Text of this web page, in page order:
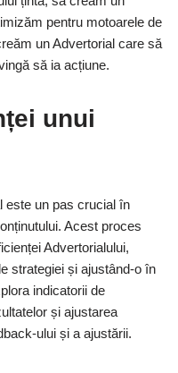
pentru motoarele de
un Advertorial care să
să ia acțiune.
unui
este un pas crucial în
Acest proces
Advertorialului,
strategiei și ajustând-o în
indicatorii de
și ajustarea
ului și a ajustării.